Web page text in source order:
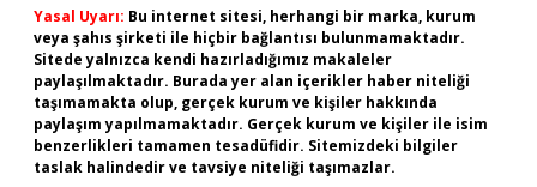
Yasal Uyarı: Bu internet sitesi, herhangi bir marka, kurum
veya şahıs şirketi ile hiçbir bağlantısı bulunmamaktadır.
Sitede yalnızca kendi hazırladığımız makaleler
paylaşılmaktadır. Burada yer alan içerikler haber niteliği
taşımamakta olup, gerçek kurum ve kişiler hakkında
paylaşım yapılmamaktadır. Gerçek kurum ve kişiler ile isim
benzerlikleri tamamen tesadüfidir. Sitemizdeki bilgiler
taslak halindedir ve tavsiye niteliği taşımazlar.